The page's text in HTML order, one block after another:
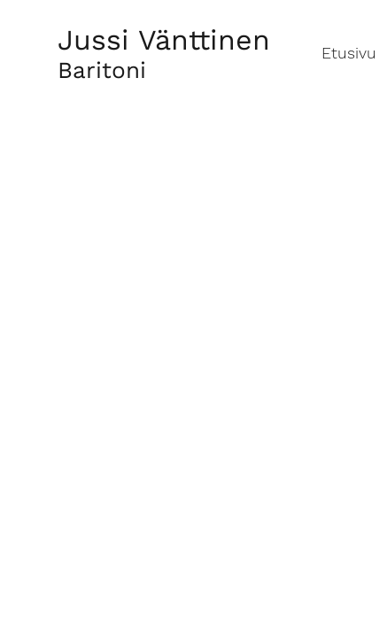
Jussi Vänttinen
Baritoni
Etusivu